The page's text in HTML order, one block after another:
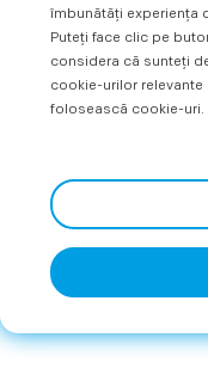
îmbunătăți experiența
Puteți face clic pe
considera că sunteți
cookie-urilor
folosească cookie-uri.